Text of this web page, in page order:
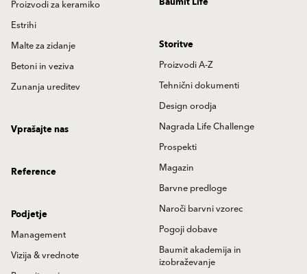
Proizvodi za keramiko
Estrihi
Malte za zidanje
Betoni in veziva
Zunanja ureditev
Storitve
Proizvodi A-Z
Tehnični dokumenti
Design orodja
Nagrada Life Challenge
Prospekti
Magazin
Barvne predloge
Naroči barvni vzorec
Pogoji dobave
Baumit akademija in
izobraževanje
Vprašajte nas
Reference
Podjetje
Management
Vizija & vrednote